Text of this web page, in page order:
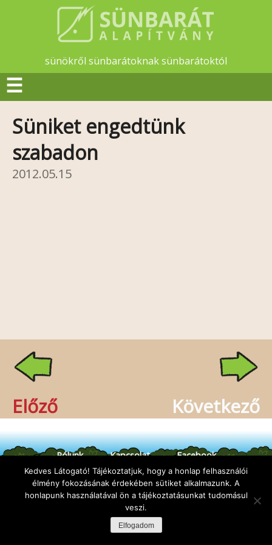
sünökről sünbarátoknak sünbarátoktól
☰
Süniket engedtünk
szabadon
2012.05.15
Előző Következő
Rólunk Kapcsolat Facebook
Minden jog fenntartva: Sünbarát Alapítvány,
design:DuDe| fejlesztő:Godem
Kedves Látogató! Tájékoztatjuk, hogy a honlap felhasználói
élmény fokozásának érdekében sütiket alkalmazunk. A
honlapunk használatával ön a tájékoztatásunkat tudomásul
veszi.
Elfogadom